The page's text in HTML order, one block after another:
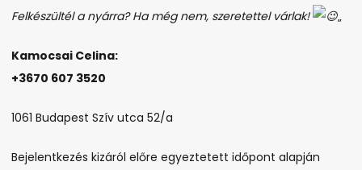
Felkészültél a nyárra? Ha még nem, szeretettel várlak! „
Kamocsai Celina:
+3670 607 3520
1061 Budapest Szív utca 52/a
Bejelentkezés kizáról előre egyeztetett időpont alapján